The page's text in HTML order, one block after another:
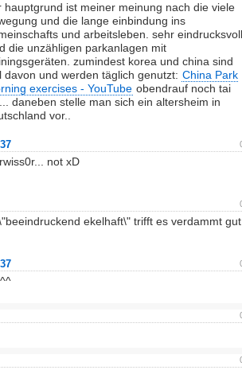
hauptgrund ist meiner meinung nach die viele
und die lange einbindung ins
und arbeitsleben. sehr eindrucksvoll
die unzähligen parkanlagen mit
zumindest korea und china sind
davon und werden täglich genutzt: China Park
exercises - YouTube obendrauf noch tai
daneben stelle man sich ein altersheim in
vor..
not xD
ekelhaft\" trifft es verdammt gut